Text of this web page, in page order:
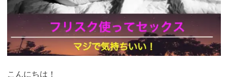
こんにちは！